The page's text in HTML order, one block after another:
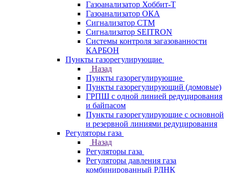
Газоанализатор Хоббит-Т
Газоанализатор ОКА
Сигнализатор СТМ
Сигнализатор SEITRON
Системы контроля загазованности
КАРБОН
Пункты газорегулирующие
Назад
Пункты газорегулирующие
Пункты газорегулирующий (домовые)
ГРПШ с одной линией редуцирования
и байпасом
Пункты газорегулирующие с основной
и резервной линиями редуцирования
Регуляторы газа
Назад
Регуляторы газа
Регуляторы давления газа
комбинированный РДНК